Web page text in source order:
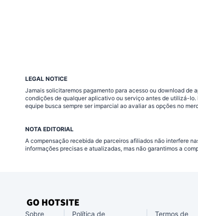
LEGAL NOTICE
Jamais solicitaremos pagamento para acesso ou download de
condições de qualquer aplicativo ou serviço antes de utilizá-lo.
equipe busca sempre ser imparcial ao avaliar as opções no
NOTA EDITORIAL
A compensação recebida de parceiros afiliados não interfere
informações precisas e atualizadas, mas não garantimos a
Sobre Política de Termos de